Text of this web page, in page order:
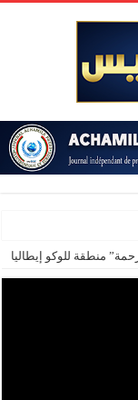
منطقة للوكو إيطاليا